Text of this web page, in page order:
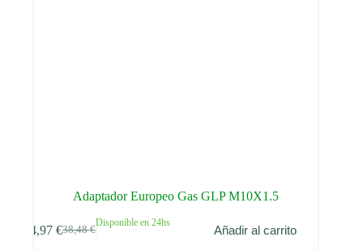
Adaptador Europeo Gas GLP M10X1.5
38,48€
El
34,97€El
Disponible en 24hs
Añadir al carrito